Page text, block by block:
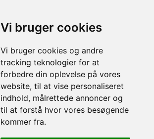
Vi bruger cookies
Vi bruger cookies og andre
tracking teknologier for at
forbedre din oplevelse på vores
website, til at vise personaliseret
indhold, målrettede annoncer og
til at forstå hvor vores besøgende
kommer fra.